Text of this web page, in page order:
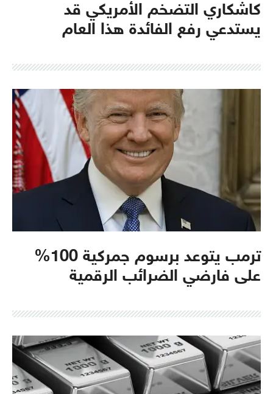
كاشكاري التضخم الأمريكي قد
يستدعي رفع الفائدة هذا العام
ترمب يتوعد برسوم جمركية 100%
على فارضي الضرائب الرقمية